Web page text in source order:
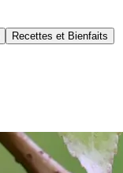
Recettes et Bienfaits